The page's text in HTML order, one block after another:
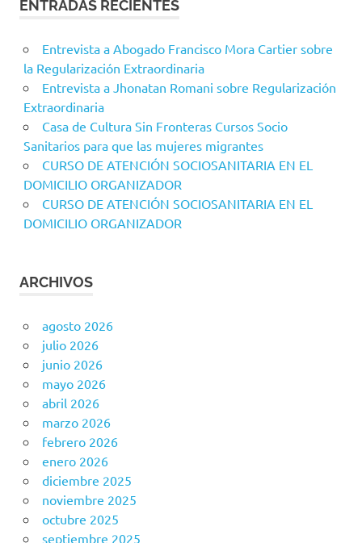
ENTRADAS RECIENTES
Entrevista a Abogado Francisco Mora Cartier sobre
la Regularización Extraordinaria
Entrevista a Jhonatan Romani sobre Regularización
Extraordinaria
Casa de Cultura Sin Fronteras Cursos Socio
Sanitarios para que las mujeres migrantes
CURSO DE ATENCIÓN SOCIOSANITARIA EN EL
DOMICILIO ORGANIZADOR
CURSO DE ATENCIÓN SOCIOSANITARIA EN EL
DOMICILIO ORGANIZADOR
ARCHIVOS
agosto 2026
julio 2026
junio 2026
mayo 2026
abril 2026
marzo 2026
febrero 2026
enero 2026
diciembre 2025
noviembre 2025
octubre 2025
septiembre 2025